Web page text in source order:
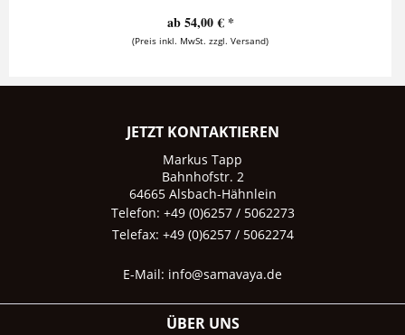
ab 54,00 € *
(Preis inkl. MwSt. zzgl. Versand)
JETZT KONTAKTIEREN
Markus Tapp
Bahnhofstr. 2
64665 Alsbach-Hähnlein
Telefon: +49 (0)6257 / 5062273
Telefax: +49 (0)6257 / 5062274
E-Mail: info@samavaya.de
ÜBER UNS